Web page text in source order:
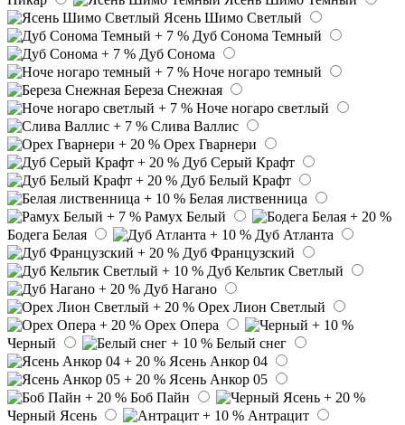
Ясень Шимо Светлый
Дуб Сонома Темный
Дуб Сонома
Ноче ногаро темный
Береза Снежная
Ноче ногаро светлый
Слива Валлис
Орех Гварнери
Дуб Серый Крафт
Дуб Белый Крафт
Белая лиственница
Рамух Белый
Бодега Белая
Дуб Атланта
Дуб Французский
Дуб Кельтик Светлый
Дуб Нагано
Орех Лион Светлый
Орех Опера
Черный
Белый снег
Ясень Анкор 04
Ясень Анкор 05
Боб Пайн
Черный Ясень
Антрацит